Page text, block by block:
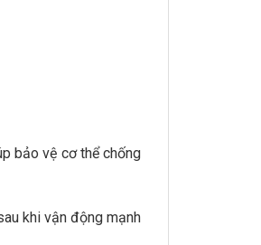
bảo vệ cơ thể chống
khi vận động mạnh